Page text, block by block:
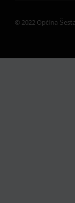
© 2022 Općina